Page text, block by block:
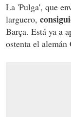
La 'Pulga', que
larguero,
Barça. Está ya a
ostenta el